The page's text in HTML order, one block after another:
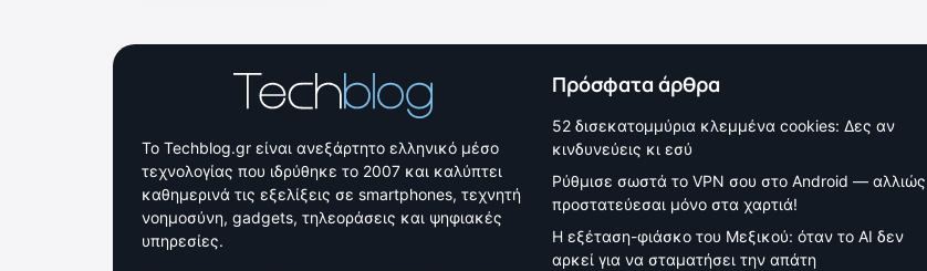
Το Techblog.gr είναι ανεξάρτητο ελληνικό μέσο
τεχνολογίας που ιδρύθηκε το 2007 και καλύπτει
καθημερινά τις εξελίξεις σε smartphones, τεχνητή
νοημοσύνη, gadgets, τηλεοράσεις και ψηφιακές
υπηρεσίες.
Πρόσφατα άρθρα
52 δισεκατομμύρια κλεμμένα cookies: Δες αν
κινδυνεύεις κι εσύ
Ρύθμισε σωστά το VPN σου στο Android — αλλιώς
προστατεύεσαι μόνο στα χαρτιά!
Η εξέταση-φιάσκο του Μεξικού: όταν το AI δεν
αρκεί για να σταματήσει την απάτη